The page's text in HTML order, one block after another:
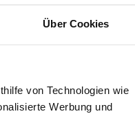
Über Cookies
von Technologien wie
Werbung und